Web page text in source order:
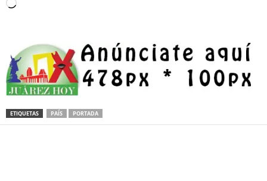
Loading…
ETIQUETAS PAÍS PORTADA